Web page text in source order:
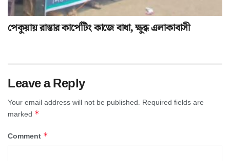
পেকুয়ায় রাস্তার কার্পেটিং কাজে বাধা, ক্ষুব্ধ এলাকাবাসী
Leave a Reply
Your email address will not be published. Required fields are
marked *
Comment *